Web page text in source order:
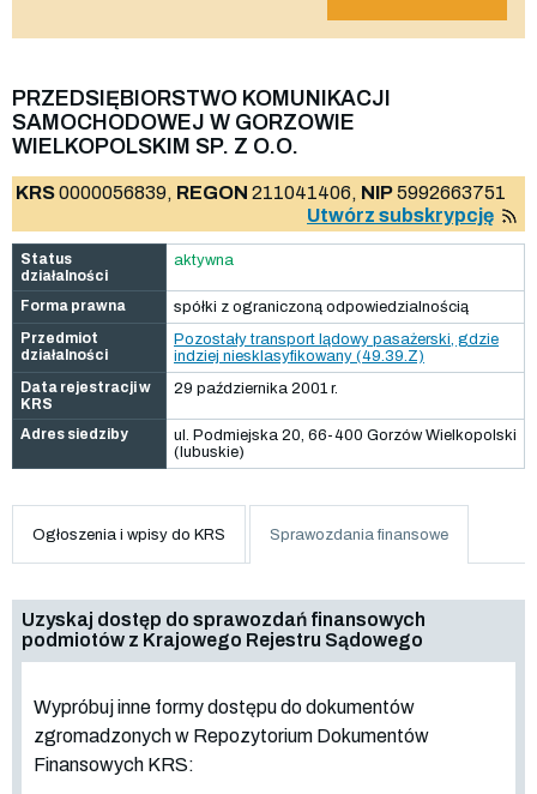
PRZEDSIĘBIORSTWO KOMUNIKACJI
SAMOCHODOWEJ W GORZOWIE
WIELKOPOLSKIM SP. Z O.O.
KRS0000056839, REGON 211041406, NIP5992663751
Utwórz subskrypcję
Status
działalności
aktywna
Forma prawna
spółki z ograniczoną odpowiedzialnością
Przedmiot
działalności
Pozostały transport lądowy pasażerski, gdzie
indziej niesklasyfikowany (49.39.Z)
Data rejestracji w
KRS
29 października 2001 r.
Adres siedziby
ul. Podmiejska 20, 66-400 Gorzów Wielkopolski
(lubuskie)
Ogłoszenia i wpisy do KRS Sprawozdania finansowe
Uzyskaj dostęp do sprawozdań finansowych
podmiotów z Krajowego Rejestru Sądowego
Wypróbuj inne formy dostępu do dokumentów
zgromadzonych w Repozytorium Dokumentów
Finansowych KRS: